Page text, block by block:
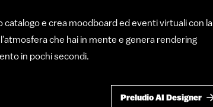
e crea moodboard ed eventi virtuali con la
che hai in mente e genera rendering
in pochi secondi.
Preludio AI Designer